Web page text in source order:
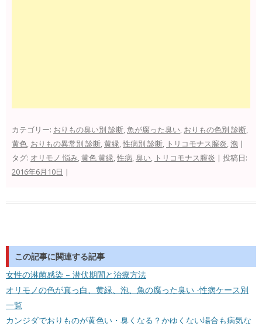
カテゴリー: おりもの臭い別 診断,魚が腐った臭い, おりもの色別 診断,
黄色, おりもの異常別 診断,黄緑,性病別 診断, トリコモナス膣炎,泡 |
タグ: オリモノ 悩み,黄色 黄緑,性病,臭い, トリコモナス膣炎 | 投稿日:
2016年6月10日 |
この記事に関連する記事
女性の淋菌感染 – 潜伏期間と治療方法
オリモノの色が真っ白、黄緑、泡、魚の腐った臭い -性病ケース別
一覧
カンジダでおりものが黄色い・臭くなる？かゆくない場合も病気な